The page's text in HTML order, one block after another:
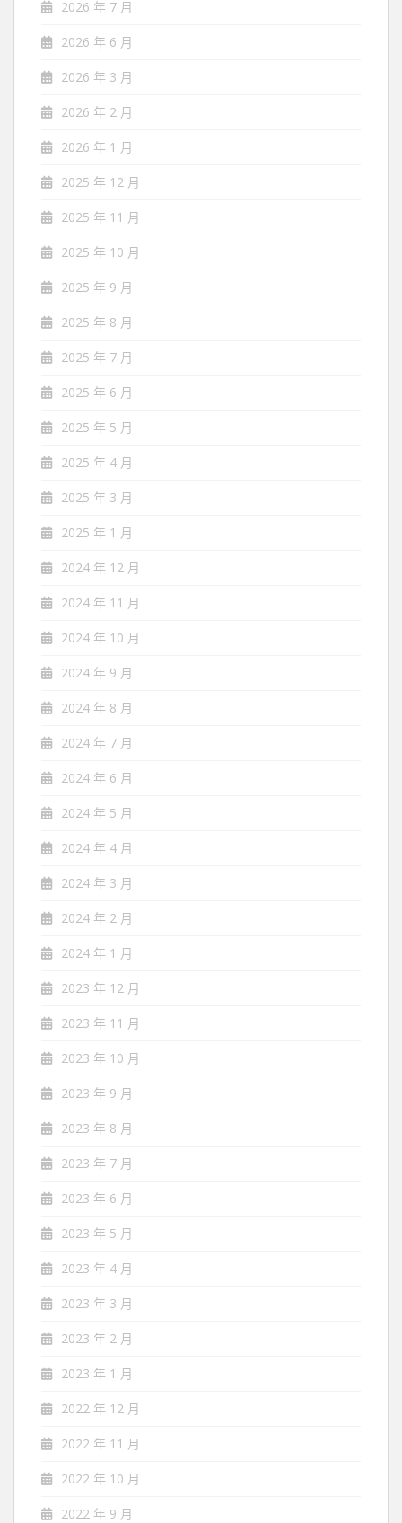
2026 年 7 月
2026 年 6 月
2026 年 3 月
2026 年 2 月
2026 年 1 月
2025 年 12 月
2025 年 11 月
2025 年 10 月
2025 年 9 月
2025 年 8 月
2025 年 7 月
2025 年 6 月
2025 年 5 月
2025 年 4 月
2025 年 3 月
2025 年 1 月
2024 年 12 月
2024 年 11 月
2024 年 10 月
2024 年 9 月
2024 年 8 月
2024 年 7 月
2024 年 6 月
2024 年 5 月
2024 年 4 月
2024 年 3 月
2024 年 2 月
2024 年 1 月
2023 年 12 月
2023 年 11 月
2023 年 10 月
2023 年 9 月
2023 年 8 月
2023 年 7 月
2023 年 6 月
2023 年 5 月
2023 年 4 月
2023 年 3 月
2023 年 2 月
2023 年 1 月
2022 年 12 月
2022 年 11 月
2022 年 10 月
2022 年 9 月